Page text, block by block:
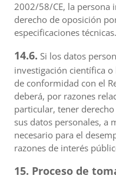
2002/58/CE, la persona
derecho de oposición
especificaciones técnicas.
14.6. Si los datos
investigación científica
de conformidad con el
deberá, por razones
particular, tener
sus datos personales, a
necesario para el
razones de interés
15. Proceso de